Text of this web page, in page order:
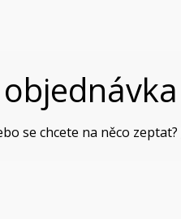
se chcete na něco zeptat?